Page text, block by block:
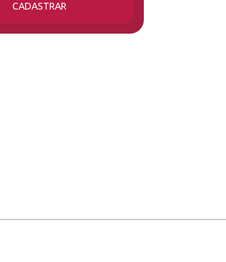
CADASTRAR